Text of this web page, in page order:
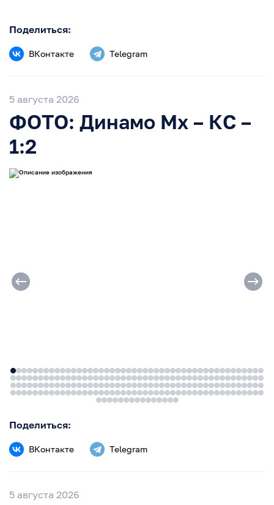
Поделиться:
ВКонтакте Telegram
5 августа 2026
ФОТО: Динамо Мх – КС –
1:2
Поделиться:
ВКонтакте Telegram
5 августа 2026